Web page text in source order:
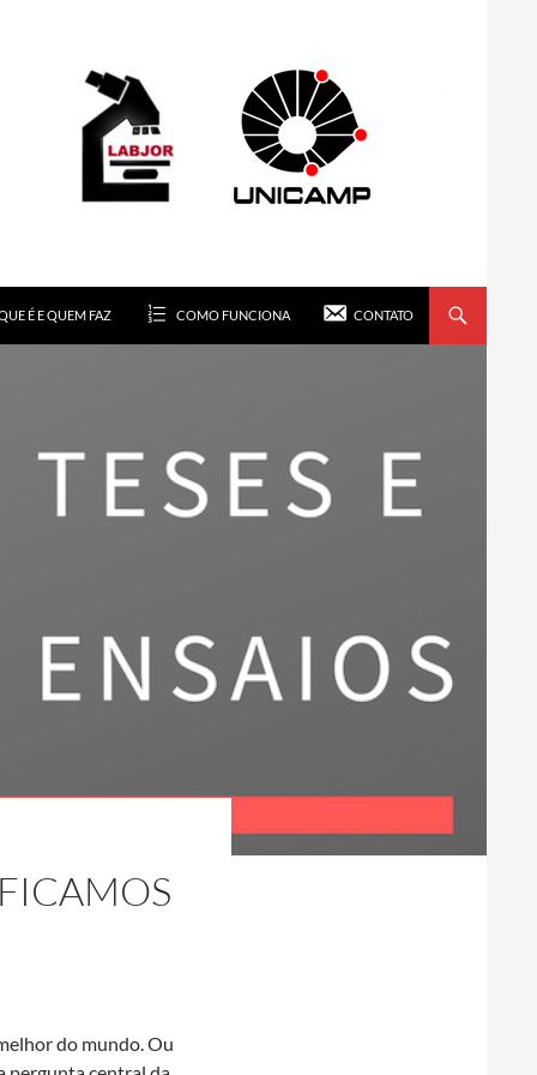
É E QUEM FAZ COMO FUNCIONA CONTATO
do mundo. Ou